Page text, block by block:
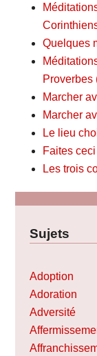
Quelques
Proverbes
Marcher
Marcher
Le lieu
Faites ceci
Les trois
Sujets
Adoption
Adoration
Adversité